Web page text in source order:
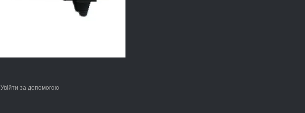
Увійти за допомогою